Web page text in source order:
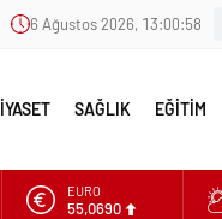
6 Ağustos 2026, 13:00:59
SAĞLIK EĞİTİM
EURO
55,0690